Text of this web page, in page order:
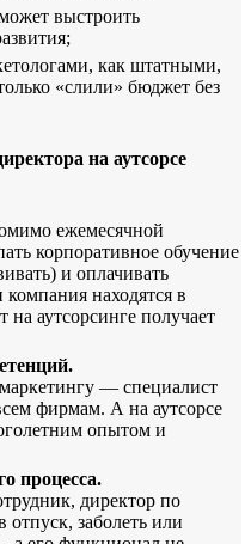
выстроить
как штатными,
«слили» бюджет без
на аутсорсе
ежемесячной
корпоративное обучение
и оплачивать
находятся в
на аутсорсинге получает
— специалист
фирмам. А на аутсорсе
опытом и
процесса.
директор по
заболеть или